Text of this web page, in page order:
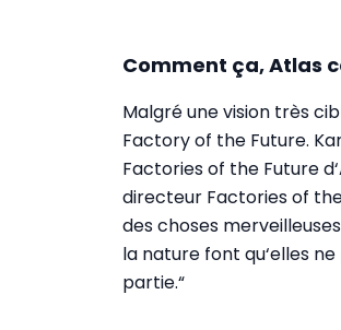
Comment ça, Atlas
Malgré une vision très
Factory of the Future.
Factories of the Future
directeur Factories of
des choses
la nature font qu‘elles
partie.“